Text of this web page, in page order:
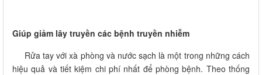
Giúp giảm lây truyền các bệnh truyền nhiễm
Rửa tay với xà phòng và nước sạch là một trong những cách
hiệu quả và tiết kiệm chi phí nhất để phòng bệnh. Theo thống